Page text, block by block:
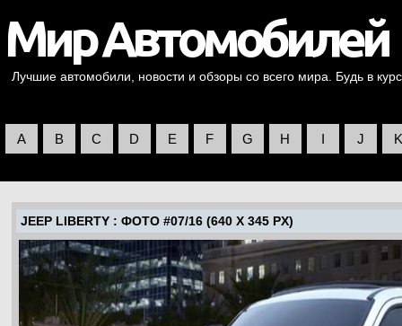
Лучшие автомобили, новости и обзоры со всего мира. Будь в
A B C D E F G H I J K
JEEP LIBERTY : ФОТО #07/16 (640 X 345 PX)